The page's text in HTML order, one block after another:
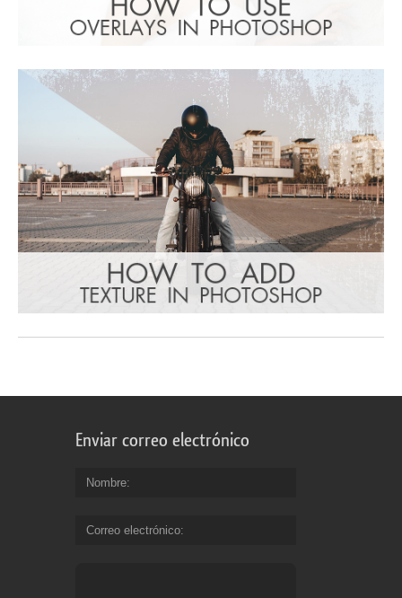
Enviar correo electrónico
Nombre
Correo electrónico